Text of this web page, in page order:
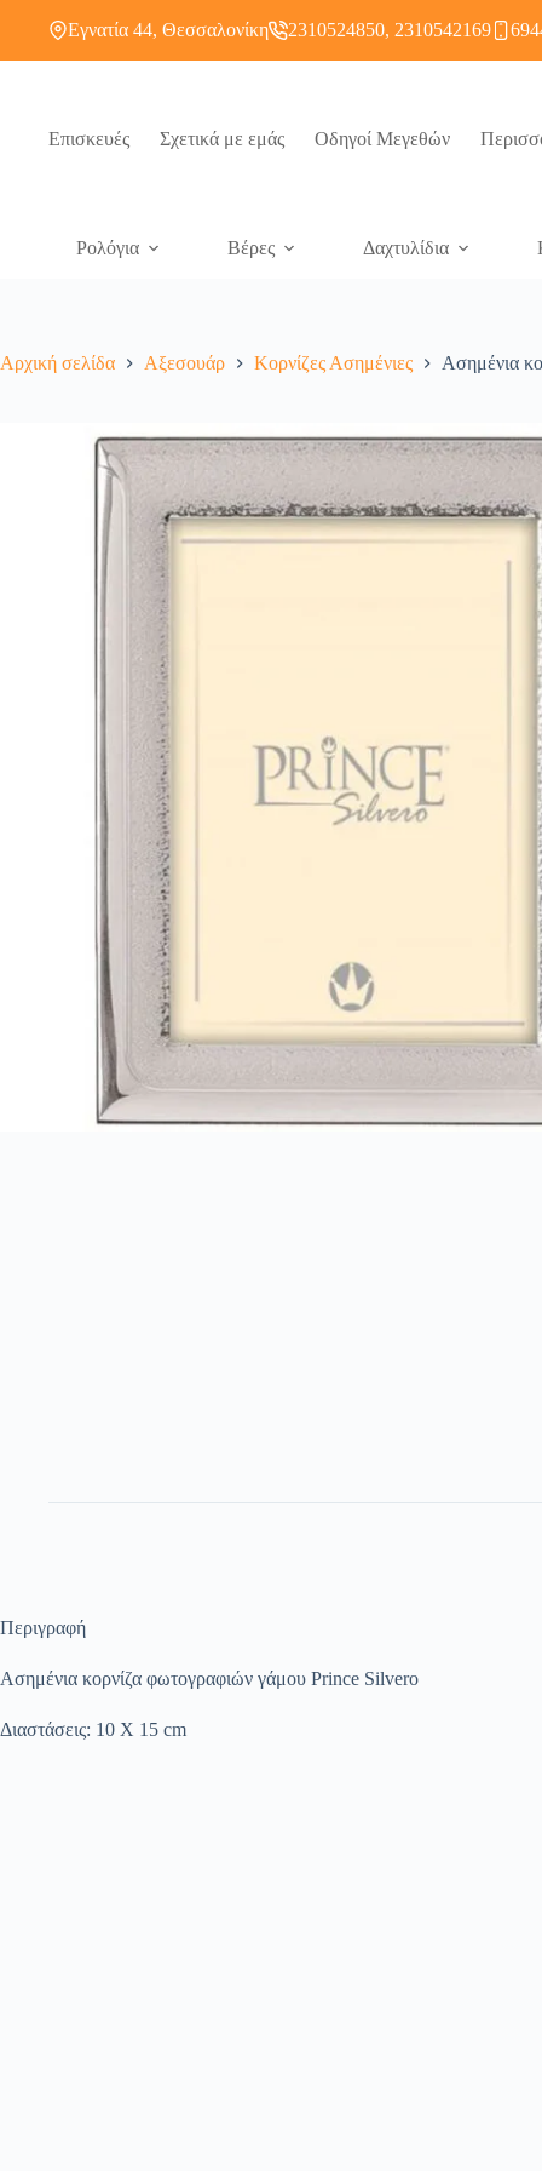
Εγνατία 44, Θεσσαλονίκη 2310524850, 2310542169
Επισκευές Σχετικά με εμάς Οδηγοί Μεγεθών
Ρολόγια Βέρες Δαχτυλίδια
Αρχική σελίδα Αξεσουάρ Κορνίζες Ασημένιες Ασημένια
Περιγραφή
Ασημένια κορνίζα φωτογραφιών γάμου Prince Silvero
Διαστάσεις: 10 Χ 15 cm